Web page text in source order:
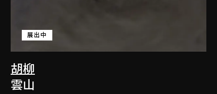
胡柳
展出中
雲山